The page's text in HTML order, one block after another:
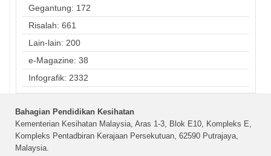
Gegantung: 172
Risalah: 661
Lain-lain: 200
e-Magazine: 38
Infografik: 2332
Bahagian Pendidikan Kesihatan
Kementerian Kesihatan Malaysia, Aras 1-3, Blok E10, Kompleks E,
Kompleks Pentadbiran Kerajaan Persekutuan, 62590 Putrajaya,
Malaysia.